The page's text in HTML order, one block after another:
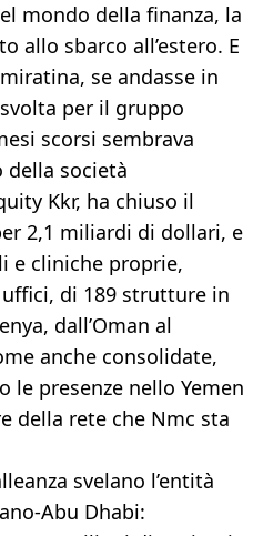
mondo della finanza, la
allo sbarco all’estero. E
se andasse in
per il gruppo
scorsi sembrava
della società
Kkr, ha chiuso il
2,1 miliardi di dollari, e
e cliniche proprie,
di 189 strutture in
dall’Oman al
anche consolidate,
le presenze nello Yemen
della rete che Nmc sta
svelano l’entità
Abu Dhabi: